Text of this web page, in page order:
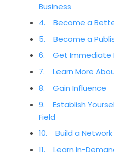
Business
4. Become a
5. Become a
6. Get Immediate
7. Learn More
8. Gain Influence
9. Establish
Field
10. Build a Network
11. Learn In-